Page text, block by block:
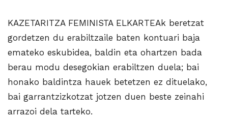
KAZETARITZA FEMINISTA ELKARTEAk beretzat
gordetzen du erabiltzaile baten kontuari baja
emateko eskubidea, baldin eta ohartzen bada
berau modu desegokian erabiltzen duela; bai
honako baldintza hauek betetzen ez dituelako,
bai garrantzizkotzat jotzen duen beste zeinahi
arrazoi dela tarteko.